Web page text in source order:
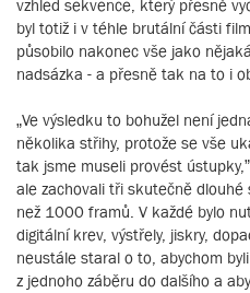
vzhled sekvence, který přesně
byl totiž i v téhle brutální části
působilo nakonec vše jako
nadsázka - a přesně tak na to i
„Ve výsledku to bohužel není
několika střihy, protože se vše
tak jsme museli provést
ale zachovali tři skutečně dlouhé
než 1000 framů. V každé bylo
digitální krev, výstřely, jiskry,
neustále staral o to, abychom
z jednoho záběru do dalšího a